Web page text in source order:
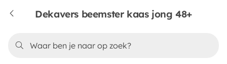
Dekavers beemster kaas jong 48+